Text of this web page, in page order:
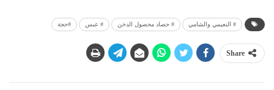
# النعيمي والشامي # حصاد محصول الدخن # عبس #حجة
Share